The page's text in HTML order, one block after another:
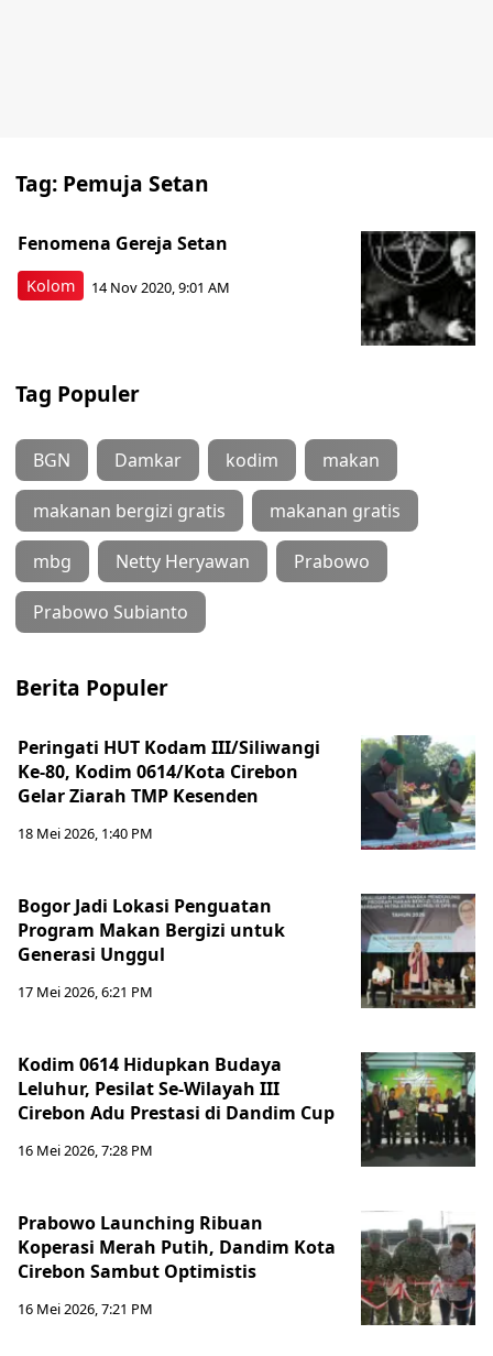
Tag: Pemuja Setan
Kolom
Fenomena Gereja Setan
14 Nov 2020, 9:01 AM
Tag Populer
BGN Damkar kodim makan
makanan bergizi gratis makanan gratis
mbg Netty Heryawan Prabowo
Prabowo Subianto
Berita Populer
Peringati HUT Kodam III/Siliwangi
Ke-80, Kodim 0614/Kota Cirebon
Gelar Ziarah TMP Kesenden
18 Mei 2026, 1:40 PM
Bogor Jadi Lokasi Penguatan
Program Makan Bergizi untuk
Generasi Unggul
17 Mei 2026, 6:21 PM
Kodim 0614 Hidupkan Budaya
Leluhur, Pesilat Se-Wilayah III
Cirebon Adu Prestasi di Dandim Cup
16 Mei 2026, 7:28 PM
Prabowo Launching Ribuan
Koperasi Merah Putih, Dandim Kota
Cirebon Sambut Optimistis
16 Mei 2026, 7:21 PM